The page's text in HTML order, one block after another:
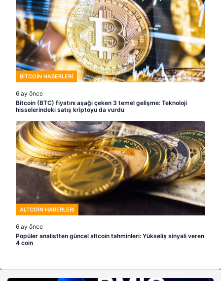
BITCOIN HABERLERI
6 ay önce
Bitcoin (BTC) fiyatını aşağı çeken 3 temel gelişme: Teknoloji
hisselerindeki satış kriptoyu da vurdu
ALTCOIN HABERLERI
6 ay önce
Popüler analistten güncel altcoin tahminleri: Yükseliş sinyali veren
4 coin